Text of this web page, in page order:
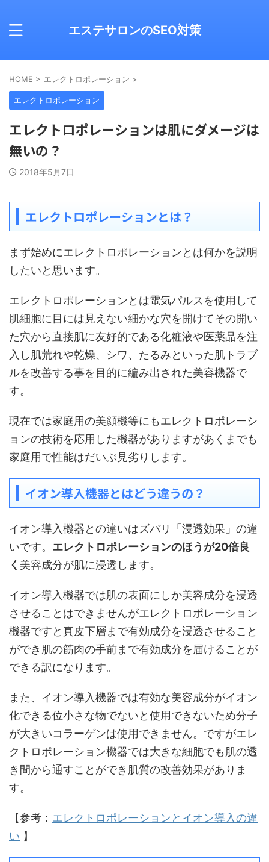
エステサロンのSEO対策
HOME > エレクトロポレーション >
エレクトロポレーション
エレクトロポレーションは肌にダメージは
無いの？
2018年5月7日
エレクトロポレーションとは？
まず始めにエレクトロポレーションとは何かを説明
したいと思います。
エレクトロポレーションとは電気パルスを使用して
肌細胞に目には見えない細かな穴を開けてその開い
た穴から直接肌に友好的である化粧液や医薬品を注
入し肌荒れや乾燥、シワ、たるみといった肌トラブ
ルを改善する事を目的に編み出された美容機器で
す。
現在では家庭用の美顔機等にもエレクトロポレーシ
ョンの技術を応用した機器がありますがあくまでも
家庭用で性能はだいぶ見劣りします。
イオン導入機器とはどう違うの？
イオン導入機器との違いはズバリ「浸透効果」の違
いです。 エレクトロポレーションのほうが20倍良
く 美容成分が肌に浸透します。
イオン導入機器では肌の表面にしか美容成分を浸透
させることはできませんがエレクトロポレーション
機器ですと真皮下層まで有効成分を浸透させること
ができ肌の筋肉の手前まで有効成分を届けることが
できる訳になります。
また、イオン導入機器では有効な美容成分がイオン
化できる位小さな物でないと使用できないため分子
が大きいコラーゲンは使用できません。ですがエレ
クトロポレーション機器では大きな細胞でも肌の透
き間から通すことができ肌質の改善効果がありま
す。
【参考： エレクトロポレーションとイオン導入の違
い 】